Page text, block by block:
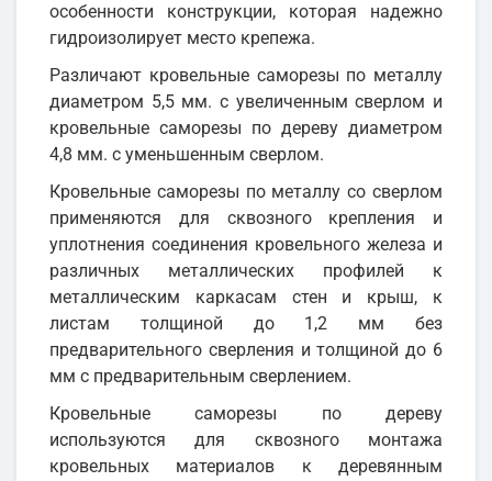
особенности конструкции, которая надежно
гидроизолирует место крепежа.
Различают кровельные саморезы по металлу
диаметром 5,5 мм. с увеличенным сверлом и
кровельные саморезы по дереву диаметром
4,8 мм. с уменьшенным сверлом.
Кровельные саморезы по металлу со сверлом
применяются для сквозного крепления и
уплотнения соединения кровельного железа и
различных металлических профилей к
металлическим каркасам стен и крыш, к
листам толщиной до 1,2 мм без
предварительного сверления и толщиной до 6
мм с предварительным сверлением.
Кровельные саморезы по дереву
используются для сквозного монтажа
кровельных материалов к деревянным